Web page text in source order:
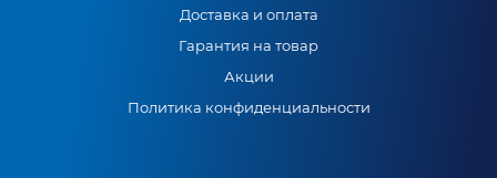
Доставка и оплата
Гарантия на товар
Акции
Политика конфиденциальности